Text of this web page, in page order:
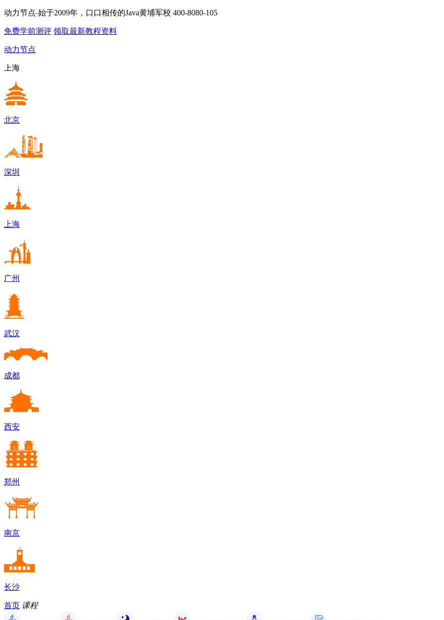
动力节点-始于2009年，口口相传的Java黄埔军校 400-8080-105
免费学前测评 领取最新教程资料
动力节点
上海
北京
深圳
上海
广州
武汉
成都
西安
郑州
南京
长沙
首页 课程